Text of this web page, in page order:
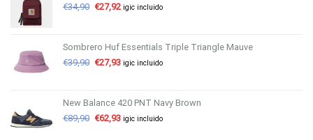
€34,90 €27,92 igic incluido
Sombrero Huf Essentials Triple Triangle Mauve
€39,90 €27,93 igic incluido
New Balance 420 PNT Navy Brown
€89,90 €62,93 igic incluido